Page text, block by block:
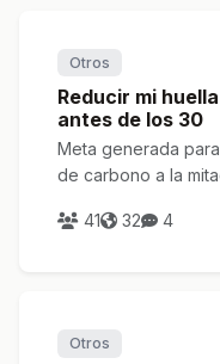
Otros
Reducir mi
antes de los 30
Meta generada
de carbono a la
41 32 4
Otros